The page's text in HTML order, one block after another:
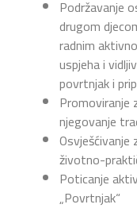
Podržavanje
drugom
radnim
uspjeha i
povrtnjak i
Promoviranje
njegovanje
Osvješćivanje
životno-
Poticanje
„Povrtnjak“